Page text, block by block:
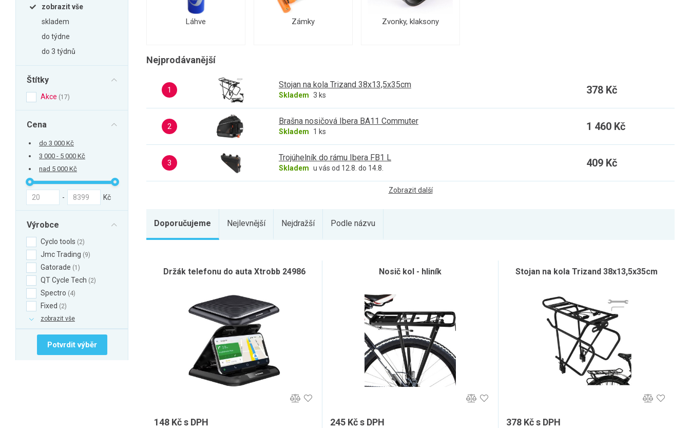
Trampolíny
zobrazit vše
skladem
do týdne
do 3 týdnů
Štítky
Akce 17
Cena
do 3 000 Kč
3 000 - 5 000 Kč
nad 5 000 Kč
- Kč
Výrobce
Cyclo tools 2
Jmc Trading 9
Gatorade 1
QT Cycle Tech 2
Spectro 4
Fixed
2
zobrazit vše
Potvrdit výběr
Láhve Zámky Zvonky, klaksony
Nejprodávanější
1
Stojan na kola Trizand 38x13,5x35cm
Skladem 3 ks 378 Kč
2
Brašna nosičová Ibera BA11 Commuter
Skladem 1 ks 1 460 Kč
3
Trojúhelník do rámu Ibera FB1 L
Skladem u vás od 12.8. do 14.8. 409 Kč
Zobrazit další
Doporučujeme Nejlevnější Nejdražší Podle názvu
Držák telefonu do auta Xtrobb 24986
148 Kč s DPH
Nosič kol - hliník
245 Kč s DPH
Stojan na kola Trizand 38x13,5x35cm
378 Kč s DPH